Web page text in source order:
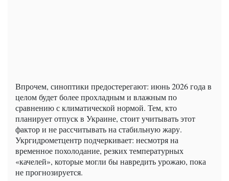
Впрочем, синоптики предостерегают: июнь 2026 года в
целом будет более прохладным и влажным по
сравнению с климатической нормой. Тем, кто
планирует отпуск в Украине, стоит учитывать этот
фактор и не рассчитывать на стабильную жару.
Укргидрометцентр подчеркивает: несмотря на
временное похолодание, резких температурных
«качелей», которые могли бы навредить урожаю, пока
не прогнозируется.